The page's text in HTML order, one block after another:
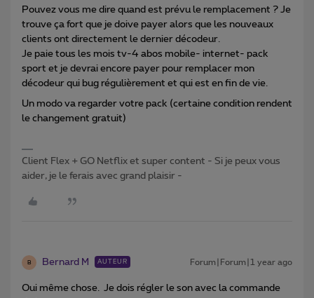
Pouvez vous me dire quand est prévu le remplacement ? Je
trouve ça fort que je doive payer alors que les nouveaux
clients ont directement le dernier décodeur.
Je paie tous les mois tv-4 abos mobile- internet- pack
sport et je devrai encore payer pour remplacer mon
décodeur qui bug régulièrement et qui est en fin de vie.
Un modo va regarder votre pack (certaine condition rendent
le changement gratuit)
Client Flex + GO Netflix et super content - Si je peux vous
aider, je le ferais avec grand plaisir -
B Bernard M AUTEUR Forum|Forum|1 year ago
Oui même chose. Je dois régler le son avec la commande